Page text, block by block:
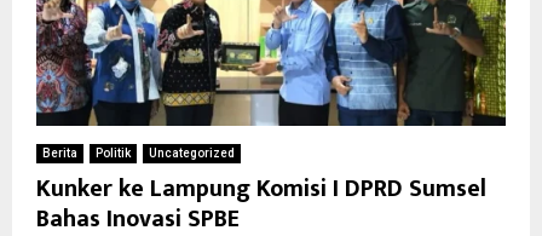
Berita Politik Uncategorized
Kunker ke Lampung Komisi I DPRD Sumsel
Bahas Inovasi SPBE